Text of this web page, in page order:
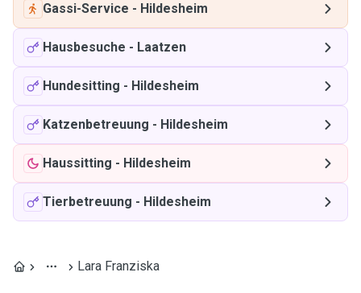
Gassi-Service - Hildesheim
Hausbesuche - Laatzen
Hundesitting - Hildesheim
Katzenbetreuung - Hildesheim
Haussitting - Hildesheim
Tierbetreuung - Hildesheim
Lara Franziska